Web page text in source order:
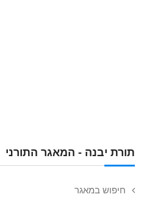
תורת יבנה - המאגר התורני
חיפוש במאגר